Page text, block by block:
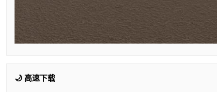
🌙 高速下载